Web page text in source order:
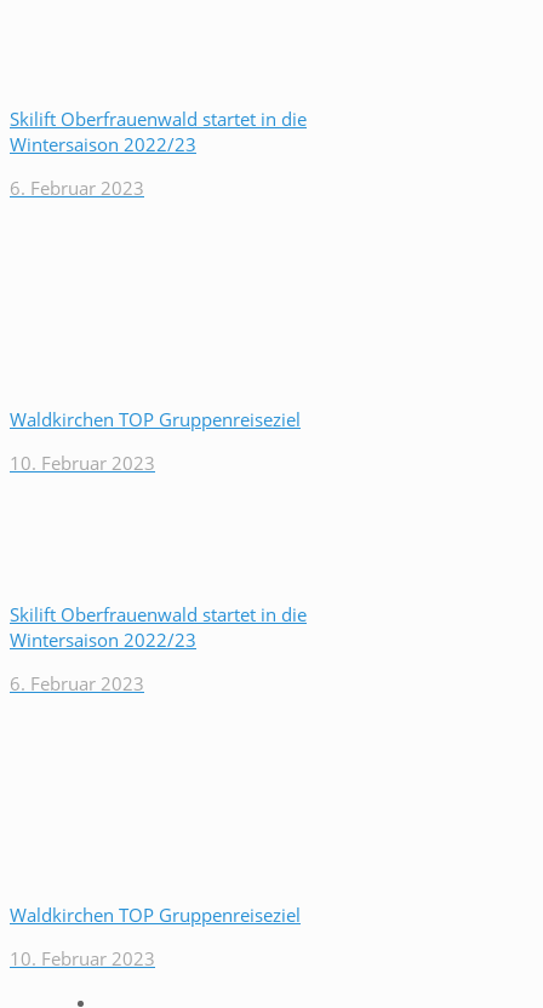
Skilift Oberfrauenwald startet in die
Wintersaison 2022/23
6. Februar 2023
Waldkirchen TOP Gruppenreiseziel
10. Februar 2023
Skilift Oberfrauenwald startet in die
Wintersaison 2022/23
6. Februar 2023
Waldkirchen TOP Gruppenreiseziel
10. Februar 2023